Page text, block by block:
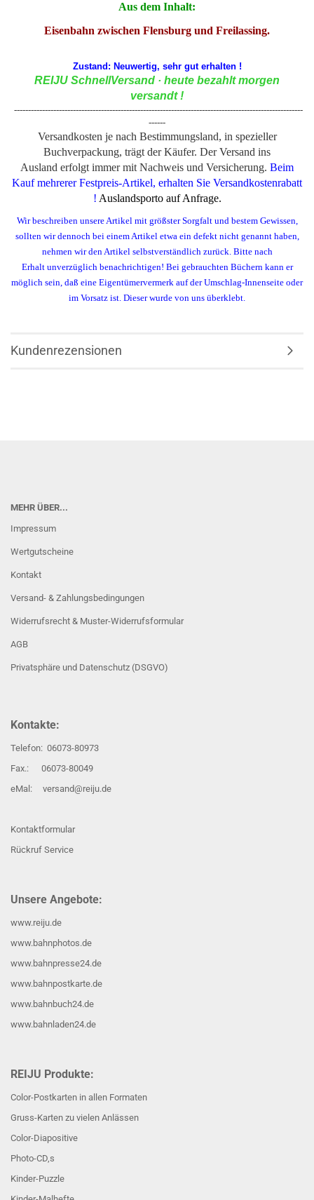
Aus dem Inhalt:
Eisenbahn zwischen Flensburg und Freilassing.
Zustand: Neuwertig, sehr gut erhalten !
REIJU SchnellVersand · heute bezahlt morgen
versandt!
-------------------------------------------------------------------------------------------------------
------
Versandkosten je nach Bestimmungsland, in spezieller
Buchverpackung, trägt der Käufer. Der Versand ins
Ausland erfolgt immer mit Nachweis und Versicherung. Beim
Kauf mehrerer Festpreis-Artikel, erhalten Sie Versandkostenrabatt
! Auslandsporto auf Anfrage.
Wir beschreiben unsere Artikel mit größster Sorgfalt und bestem Gewissen,
sollten wir dennoch bei einem Artikel etwa ein defekt nicht genannt haben,
nehmen wir den Artikel selbstverständlich zurück. Bitte nach
Erhalt unverzüglich benachrichtigen! Bei gebrauchten Büchern kann er
möglich sein, daß eine Eigentümervermerk auf der Umschlag-Innenseite oder
im Vorsatz ist. Dieser wurde von uns überklebt.
Kundenrezensionen
MEHR ÜBER...
Impressum
Wertgutscheine
Kontakt
Versand- & Zahlungsbedingungen
Widerrufsrecht & Muster-Widerrufsformular
AGB
Privatsphäre und Datenschutz (DSGVO)
Kontakte:
Telefon: 06073-80973
Fax.: 06073-80049
eMal: versand@reiju.de
Kontaktformular
Rückruf Service
Unsere Angebote:
www.reiju.de
www.bahnphotos.de
www.bahnpresse24.de
www.bahnpostkarte.de
www.bahnbuch24.de
www.bahnladen24.de
REIJU Produkte:
Color-Postkarten in allen Formaten
Gruss-Karten zu vielen Anlässen
Color-Diapositive
Photo-CD,s
Kinder-Puzzle